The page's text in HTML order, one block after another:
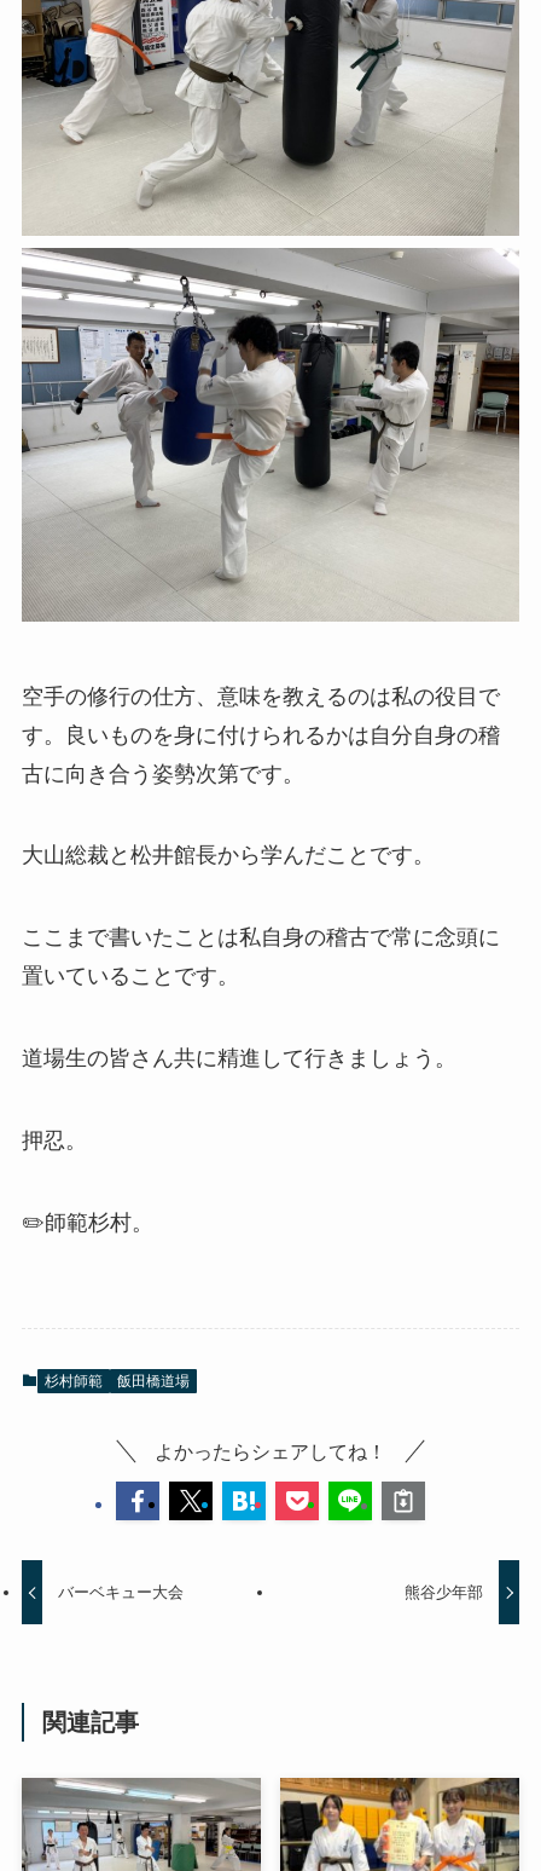
空手の修行の仕方、意味を教えるのは私の役目で
す。良いものを身に付けられるかは自分自身の稽
古に向き合う姿勢次第です。
大山総裁と松井館長から学んだことです。
ここまで書いたことは私自身の稽古で常に念頭に
置いていることです。
道場生の皆さん共に精進して行きましょう。
押忍。
✏️師範杉村。
杉村師範 飯田橋道場
よかったらシェアしてね！
バーベキュー大会 熊谷少年部
関連記事